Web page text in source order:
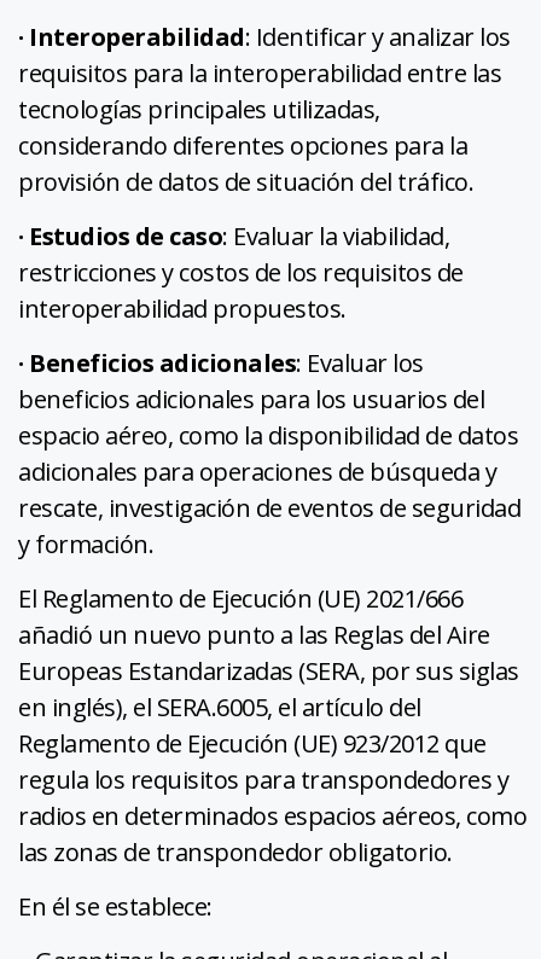
· Interoperabilidad: Identificar y analizar los
requisitos para la interoperabilidad entre las
tecnologías principales utilizadas,
considerando diferentes opciones para la
provisión de datos de situación del tráfico.
· Estudios de caso: Evaluar la viabilidad,
restricciones y costos de los requisitos de
interoperabilidad propuestos.
· Beneficios adicionales: Evaluar los
beneficios adicionales para los usuarios del
espacio aéreo, como la disponibilidad de datos
adicionales para operaciones de búsqueda y
rescate, investigación de eventos de seguridad
y formación.
El Reglamento de Ejecución (UE) 2021/666
añadió un nuevo punto a las Reglas del Aire
Europeas Estandarizadas (SERA, por sus siglas
en inglés), el SERA.6005, el artículo del
Reglamento de Ejecución (UE) 923/2012 que
regula los requisitos para transpondedores y
radios en determinados espacios aéreos, como
las zonas de transpondedor obligatorio.
En él se establece: